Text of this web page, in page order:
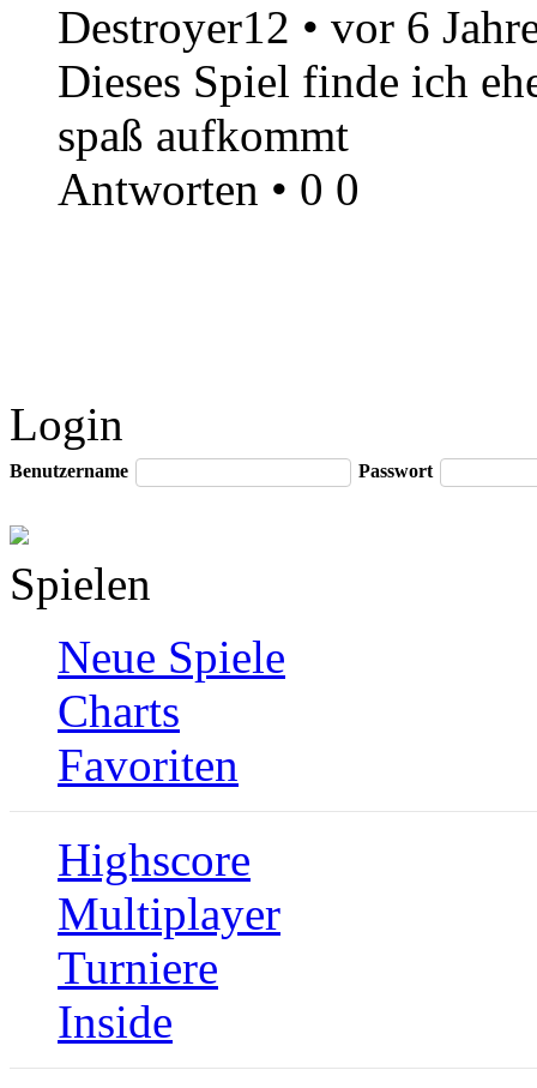
Destroyer12 • vor 6
Dieses Spiel finde ich
spaß aufkommt
Antworten • 0 0
Login
Benutzername Passwort
Spielen
Neue Spiele
Charts
Favoriten
Highscore
Multiplayer
Turniere
Inside